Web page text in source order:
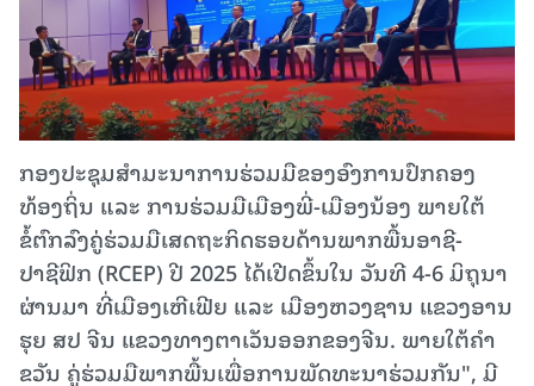
ກອງປະຊຸມສໍາມະນາການຮ່ວມມືຂອງອົງການປົກຄອງ
ທ້ອງຖິ່ນ ແລະ ການຮ່ວມມືເມືອງພີ່-ເມືອງນ້ອງ ພາຍໃຕ້
ຂໍ້ຕົກລົງຄູ່ຮ່ວມມືເສດຖະກິດຮອບດ້ານພາກພື້ນອາຊີ-
ປາຊີຟິກ (RCEP) ປີ 2025 ໄດ້ເປີດຂຶ້ນໃນ ວັນທີ 4-6 ມິຖຸນາ
ຜ່ານມາ ທີ່ເມືອງເຫີເຟີຍ ແລະ ເມືອງຫວງຊານ ແຂວງອານ
ຮຸຍ ສປ ຈີນ ແຂວງທາງຕາເວັນອອກຂອງຈີນ. ພາຍໃຕ້ຄໍາ
ຂວັນ ຄູ່ຮ່ວມມືພາກພື້ນເພື່ອການພັດທະນາຮ່ວມກັນ", ມີ